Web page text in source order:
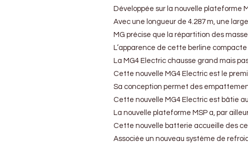
Développée sur la nouvelle plateforme
Avec une longueur de 4.287 m, une
MG précise que la répartition des
L’apparence de cette berline
La MG4 Electric chausse grand mais
Cette nouvelle MG4 Electric est le
Sa conception permet des
Cette nouvelle MG4 Electric est bâtie
La nouvelle plateforme MSP a, par
Cette nouvelle batterie accueille des
Associée un nouveau système de